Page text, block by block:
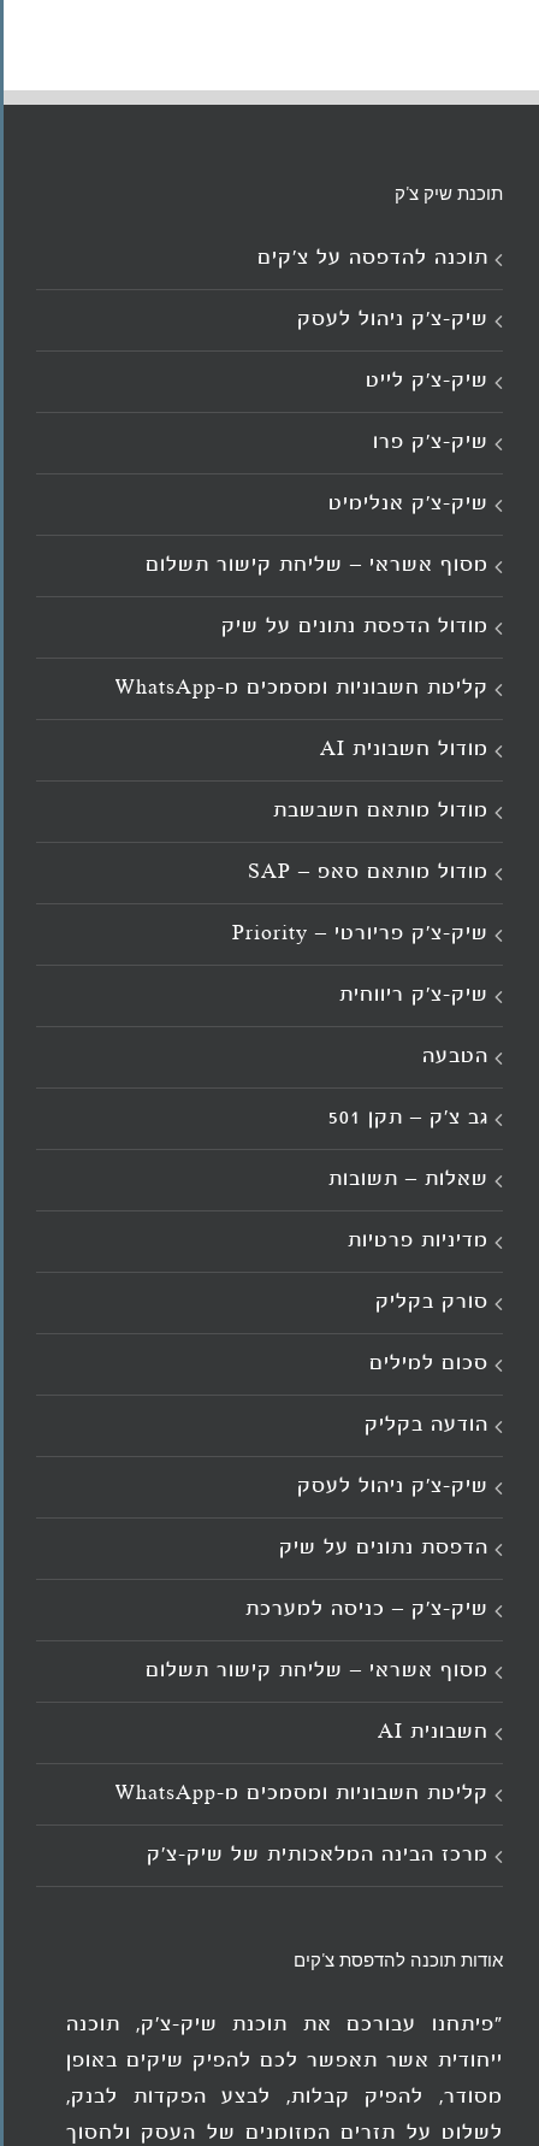
תוכנת שיק צ'ק
תוכנה להדפסה על צ’קים
שיק-צ'ק ניהול לעסק
שיק-צ’ק לייט
שיק-צ’ק פרו
שיק-צ’ק אנלימיט
מסוף אשראי – שליחת קישור תשלום
מודול הדפסת נתונים על שיק
קליטת חשבוניות ומסמכים מ־WhatsApp
מודול חשבונית AI
מודול מותאם חשבשבת
מודול מותאם סאפ – SAP
שיק-צ'ק פריורטי – Priority
שיק-צ'ק ריווחית
הטבעה
גב צ’ק – תקן 501
שאלות – תשובות
מדיניות פרטיות
סורק בקליק
סכום למילים
הודעה בקליק
שיק-צ'ק ניהול לעסק
הדפסת נתונים על שיק
שיק-צ'ק – כניסה למערכת
מסוף אשראי – שליחת קישור תשלום
חשבונית AI
קליטת חשבוניות ומסמכים מ־WhatsApp
מרכז הבינה המלאכותית של שיק-צ'ק
אודות תוכנה להדפסת צ'קים
"פיתחנו עבורכם את תוכנת שיק-צ'ק, תוכנה
ייחודית אשר תאפשר לכם להפיק שיקים באופן
מסודר, להפיק קבלות, לבצע הפקדות לבנק,
לשלוט על תזרים המזומנים של העסק ולחסוך